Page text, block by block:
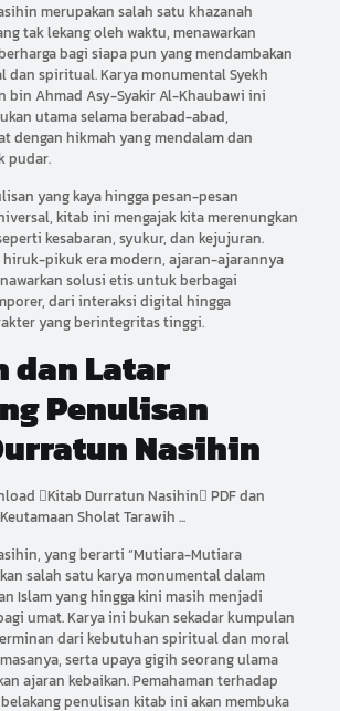
merupakan salah satu khazanah
tak lekang oleh waktu, menawarkan
bagi siapa pun yang mendambakan
dan spiritual. Karya monumental Syekh
bin Ahmad Asy-Syakir Al-Khaubawi ini
utama selama berabad-abad,
dengan hikmah yang mendalam dan
pudar.
yang kaya hingga pesan-pesan
kitab ini mengajak kita merenungkan
kesabaran, syukur, dan kejujuran.
hiruk-pikuk era modern, ajaran-ajarannya
solusi etis untuk berbagai
dari interaksi digital hingga
yang berintegritas tinggi.
dan Latar
Penulisan
Nasihin
yang berarti “Mutiara-Mutiara
salah satu karya monumental dalam
Islam yang hingga kini masih menjadi
umat. Karya ini bukan sekadar kumpulan
dari kebutuhan spiritual dan moral
serta upaya gigih seorang ulama
ajaran kebaikan. Pemahaman terhadap
penulisan kitab ini akan membuka